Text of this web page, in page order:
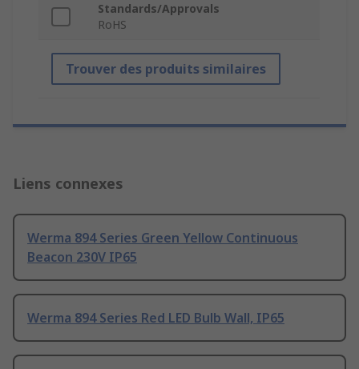
Standards/Approvals
RoHS
Trouver des produits similaires
Liens connexes
Werma 894 Series Green Yellow Continuous
Beacon 230V IP65
Werma 894 Series Red LED Bulb Wall, IP65